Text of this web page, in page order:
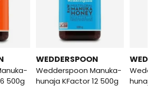
500g
WEDDERSPOON
Wedderspoon Manuka-
hunaja KFactor 12 500g